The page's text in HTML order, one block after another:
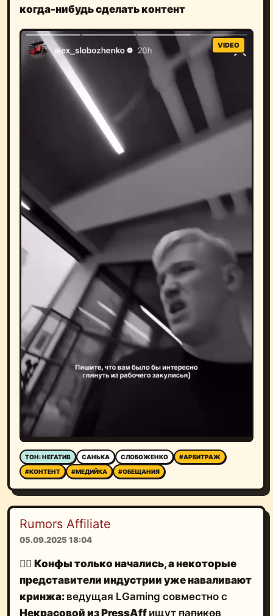
когда-нибудь сделать контент
ТОН: НЕГАТИВ САНЬКА СЛОБОЖЕНКО
#АРБИТРАЖ
#КОНТЕНТ
#МЕДИЙКА #ОБЕЩАНИЯ
Rumors Affiliate
05.09.2025 18:04
🤦‍♂️ Конфы только начались, а некоторые
представители индустрии уже наваливают
кринжа: ведущая LGaming совместно с
Некрасовой из PressAff ищут папиков